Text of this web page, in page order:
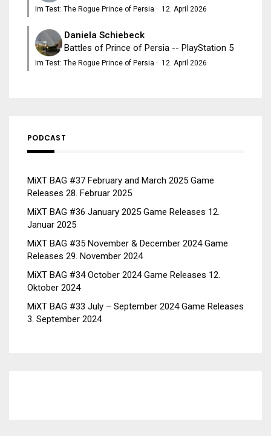
Im Test: The Rogue Prince of Persia · 12. April 2026
Daniela Schiebeck
Battles of Prince of Persia -- PlayStation 5
Im Test: The Rogue Prince of Persia · 12. April 2026
PODCAST
MiXT BAG #37 February and March 2025 Game
Releases 28. Februar 2025
MiXT BAG #36 January 2025 Game Releases 12.
Januar 2025
MiXT BAG #35 November & December 2024 Game
Releases 29. November 2024
MiXT BAG #34 October 2024 Game Releases 12.
Oktober 2024
MiXT BAG #33 July – September 2024 Game Releases
3. September 2024